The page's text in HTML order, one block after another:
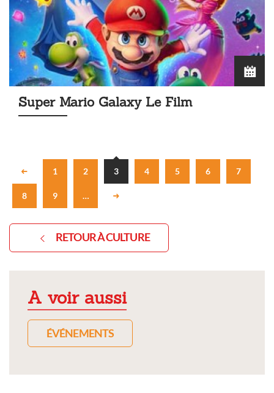
Super Mario Galaxy Le Film
1 2 3 4 5 6 7
8 9 …
RETOUR À CULTURE
A voir aussi
ÉVÉNEMENTS